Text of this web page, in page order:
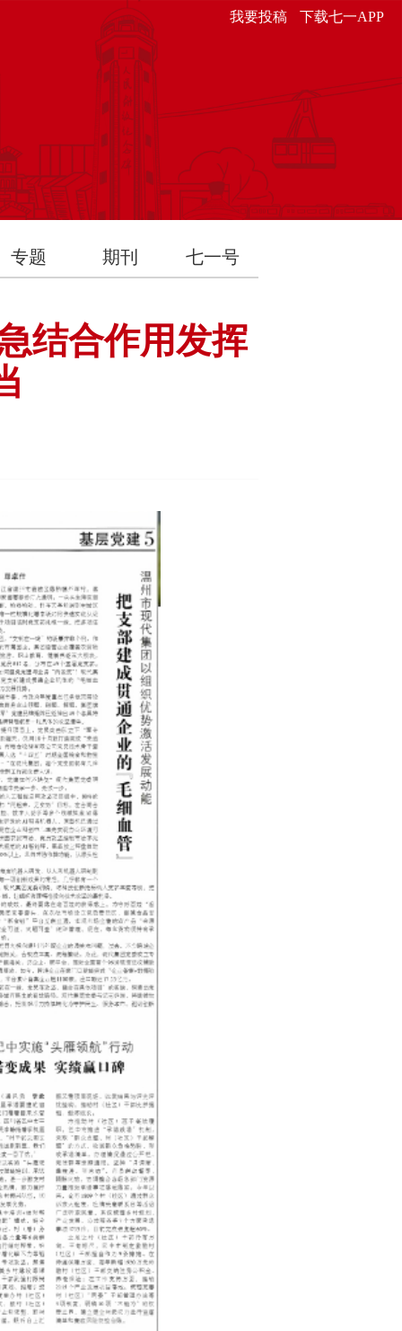
我要投稿 下载七一APP
专题 期刊 七一号
结合作用发挥